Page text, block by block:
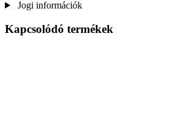
Jogi információk
Kapcsolódó termékek